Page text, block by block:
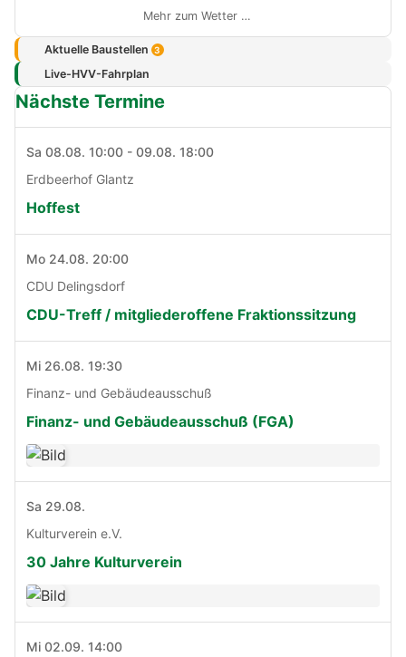
Mehr zum Wetter …
Aktuelle Baustellen 3
Live-HVV-Fahrplan
Nächste Termine
Sa 08.08. 10:00 - 09.08. 18:00
Erdbeerhof Glantz
Hoffest
Mo 24.08. 20:00
CDU Delingsdorf
CDU-Treff / mitgliederoffene Fraktionssitzung
Mi 26.08. 19:30
Finanz- und Gebäudeausschuß
Finanz- und Gebäudeausschuß (FGA)
Sa 29.08.
Kulturverein e.V.
30 Jahre Kulturverein
Mi 02.09. 14:00